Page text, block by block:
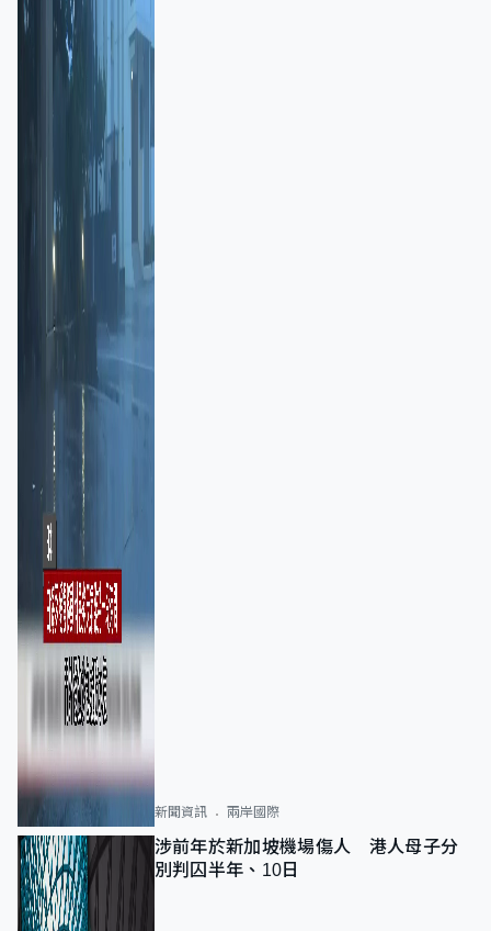
新聞資訊 兩岸國際
涉前年於新加坡機場傷人 港人母子分
別判囚半年、10日